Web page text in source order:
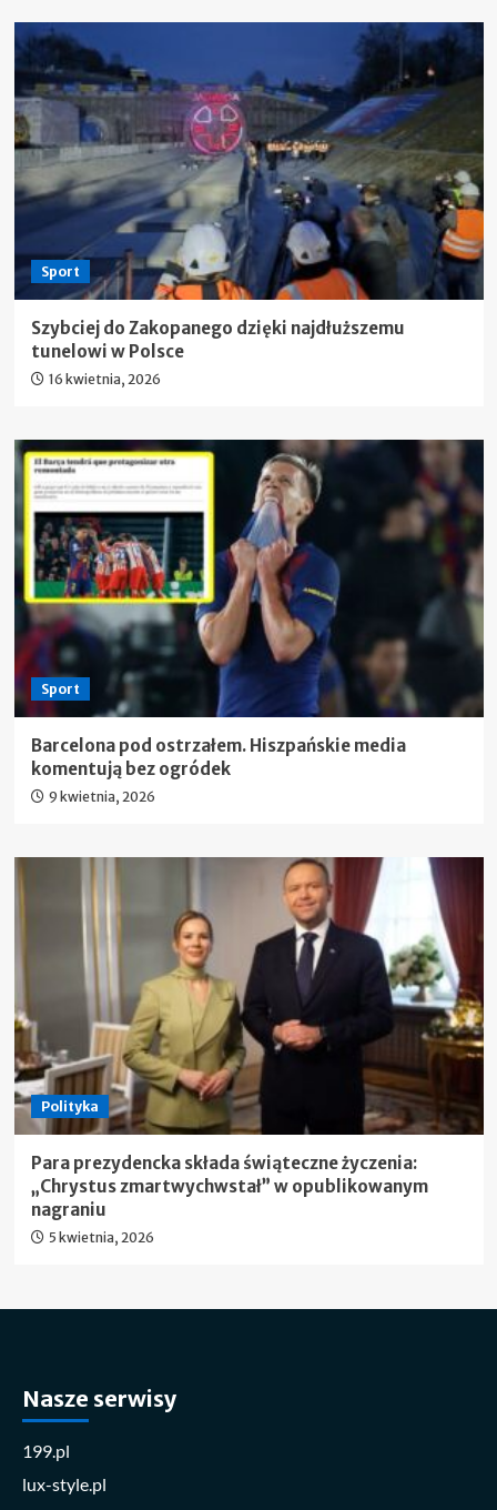
Sport
Szybciej do Zakopanego dzięki najdłuższemu
tunelowi w Polsce
16 kwietnia, 2026
Sport
Barcelona pod ostrzałem. Hiszpańskie media
komentują bez ogródek
9 kwietnia, 2026
Polityka
Para prezydencka składa świąteczne życzenia:
„Chrystus zmartwychwstał” w opublikowanym
nagraniu
5 kwietnia, 2026
Nasze serwisy
199.pl
lux-style.pl